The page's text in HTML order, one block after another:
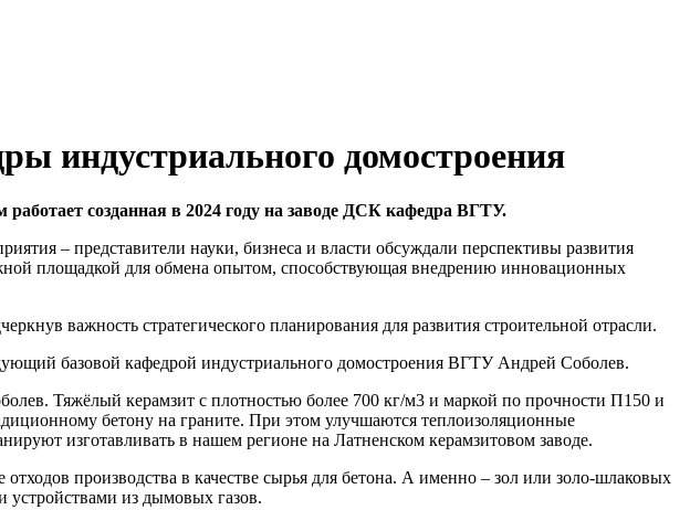
индустриального домостроения
созданная в 2024 году на заводе ДСК кафедра ВГТУ.
– представители науки, бизнеса и власти обсуждали перспективы развития
площадкой для обмена опытом, способствующая внедрению инновационных
важность стратегического планирования для развития строительной отрасли.
базовой кафедрой индустриального домостроения ВГТУ Андрей Соболев.
Тяжёлый керамзит с плотностью более 700 кг/м3 и маркой по прочности П150 и
бетону на граните. При этом улучшаются теплоизоляционные
изготавливать в нашем регионе на Латненском керамзитовом заводе.
производства в качестве сырья для бетона. А именно – зол или золо-шлаковых
устройствами из дымовых газов.